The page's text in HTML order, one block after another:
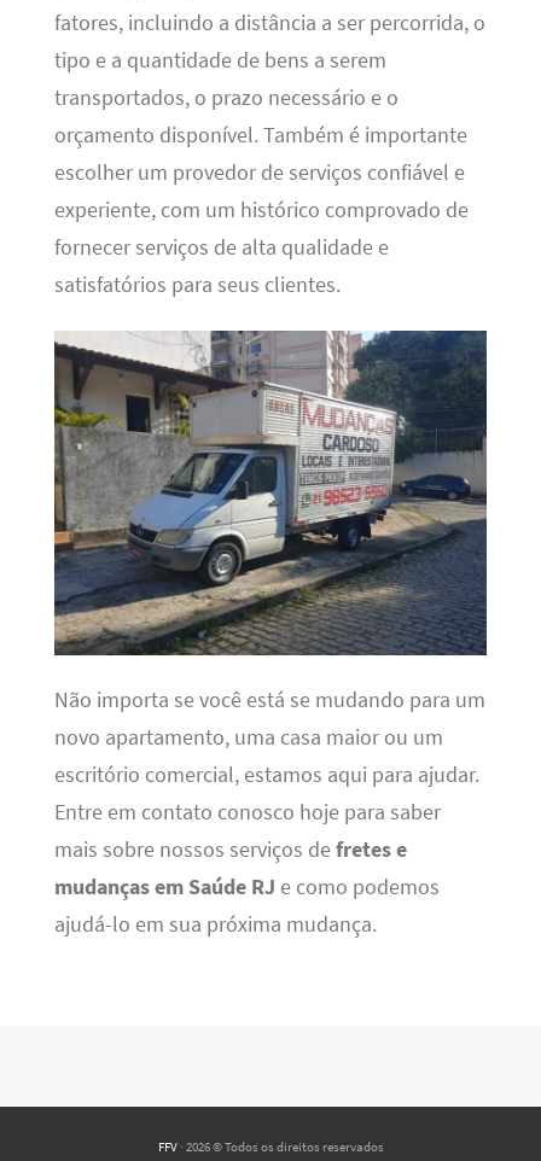
fatores, incluindo a distância a ser percorrida, o
tipo e a quantidade de bens a serem
transportados, o prazo necessário e o
orçamento disponível. Também é importante
escolher um provedor de serviços confiável e
experiente, com um histórico comprovado de
fornecer serviços de alta qualidade e
satisfatórios para seus clientes.
Não importa se você está se mudando para um
novo apartamento, uma casa maior ou um
escritório comercial, estamos aqui para ajudar.
Entre em contato conosco hoje para saber
mais sobre nossos serviços defretes e
mudanças em Saúde RJ e como podemos
ajudá-lo em sua próxima mudança.
FFV· 2026 © Todos os direitos reservados